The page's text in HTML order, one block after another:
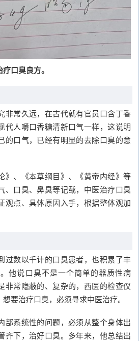
口臭良方。
非常久远，在古代就有官员口含丁香
代人嚼口香糖清新口气一样，这说明
的口气，已经有明显的去除口臭的意
》、《本草纲目》、《黄帝内经》等
、口臭、鼻臭等记载，中医治疗口臭
观点、具体原因入手，根据整体观加
过数以千计的口臭患者，也积累了丰
他说口臭不是一个简单的器质性病
非常隐蔽的、复杂的，西医的检查仪
要治疗口臭，必须寻求中医治疗。
部系统性的问题，必须从整个身体出
齐下，治好口臭。多年来，他总结出